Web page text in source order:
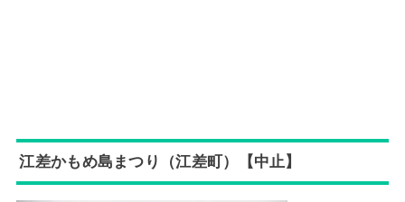
江差かもめ島まつり（江差町）【中止】